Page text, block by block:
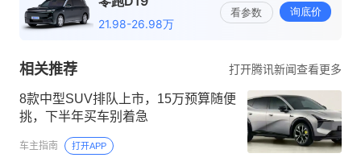
相关推荐 打开腾讯新闻查看更多
8款中型SUV排队上市，15万预算随便
挑，下半年买车别着急
车主指南 打开APP